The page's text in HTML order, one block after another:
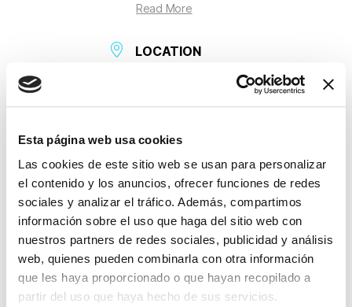
Esta página web usa cookies
Las cookies de este sitio web se usan para personalizar
el contenido y los anuncios, ofrecer funciones de redes
sociales y analizar el tráfico. Además, compartimos
información sobre el uso que haga del sitio web con
nuestros partners de redes sociales, publicidad y análisis
web, quienes pueden combinarla con otra información
que les haya proporcionado o que hayan recopilado a
partir del uso que haya hecho de sus servicios.
Read More
LOCATION
Córdoba. Av. del